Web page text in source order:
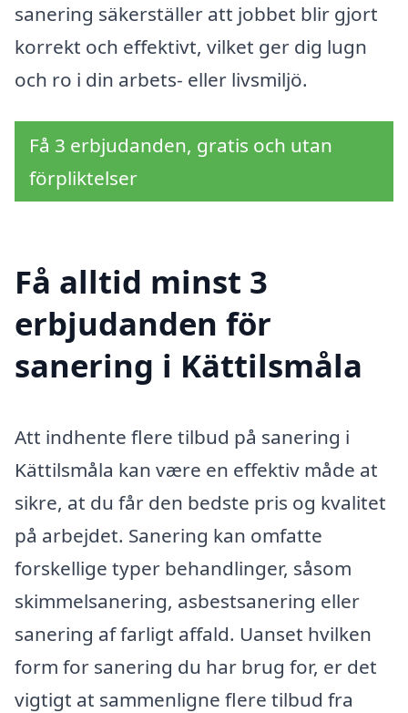
sanering säkerställer att jobbet blir gjort
korrekt och effektivt, vilket ger dig lugn
och ro i din arbets- eller livsmiljö.
Få 3 erbjudanden, gratis och utan
förpliktelser
Få alltid minst 3
erbjudanden för
sanering i Kättilsmåla
Att indhente flere tilbud på sanering i
Kättilsmåla kan være en effektiv måde at
sikre, at du får den bedste pris og kvalitet
på arbejdet. Sanering kan omfatte
forskellige typer behandlinger, såsom
skimmelsanering, asbestsanering eller
sanering af farligt affald. Uanset hvilken
form for sanering du har brug for, er det
vigtigt at sammenligne flere tilbud fra